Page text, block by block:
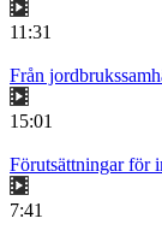
11:31
Från
15:01
Förutsättningar för
7:41